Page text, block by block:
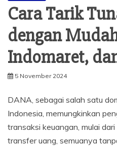
Cara Tarik
dengan
Indomaret,
5 November 2024
DANA, sebagai salah satu
Indonesia, memungkinkan
transaksi keuangan, mulai
transfer uang, semuanya